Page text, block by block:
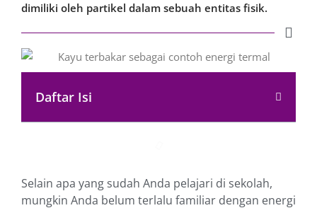
dimiliki oleh partikel dalam sebuah entitas fisik.
Daftar Isi
Selain apa yang sudah Anda pelajari di sekolah,
mungkin Anda belum terlalu familiar dengan energi